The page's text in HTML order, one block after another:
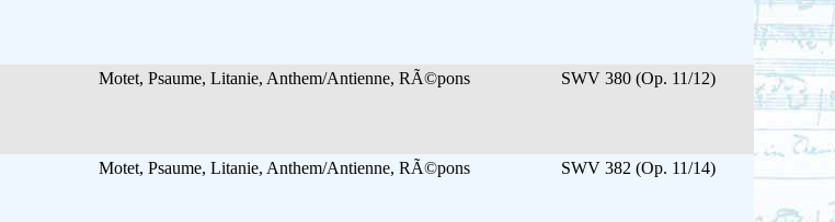
Motet, Psaume, Litanie, Anthem/Antienne, RÃ©pons
SWV 380 (Op. 11/12)
Motet, Psaume, Litanie, Anthem/Antienne, RÃ©pons
SWV 382 (Op. 11/14)